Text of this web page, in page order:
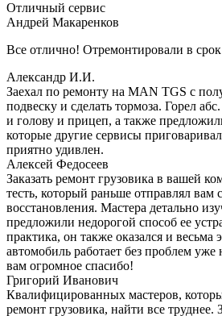
Отличный сервис
Андрей Макаренков
Все отлично! Отремонтировали в
Александр И.И.
Заехал по ремонту на MAN TGS с
подвеску и сделать тормоза. Горел
и голову и прицеп, а также
которые другие сервисы
приятно удивлен.
Алексей Федосеев
Заказать ремонт грузовика в вашей
тесть, который раньше отправлял вам
восстановления. Мастера детально
предложили недорогой способ ее
практика, он также оказался и
автомобиль работает без проблем
вам огромное спасибо!
Григорий Иванович
Квалифицированных мастеров,
ремонт грузовика, найти все труднее.